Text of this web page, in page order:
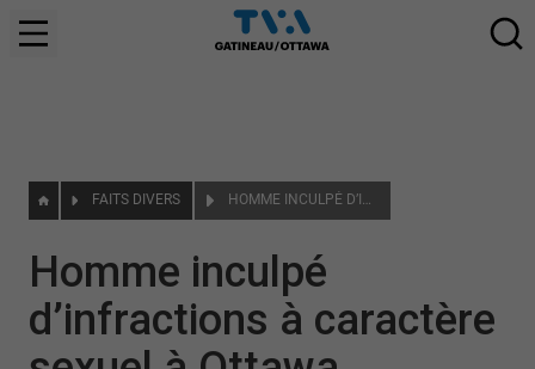
FAITS DIVERS HOMME INCULPÉ D’INFRACTIONS À CARACTÈRE SEXUEL À OTTAWA
Homme inculpé
d’infractions à caractère